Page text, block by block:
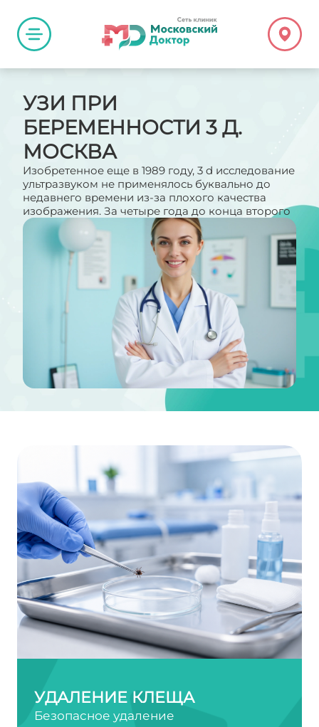
УЗИ ПРИ
БЕРЕМЕННОСТИ 3 Д.
МОСКВА
Изобретенное еще в 1989 году, 3 d исследование
ультразвуком не применялось буквально до
недавнего времени из-за плохого качества
изображения. За четыре года до конца второго
УДАЛЕНИЕ КЛЕЩА
Безопасное удаление